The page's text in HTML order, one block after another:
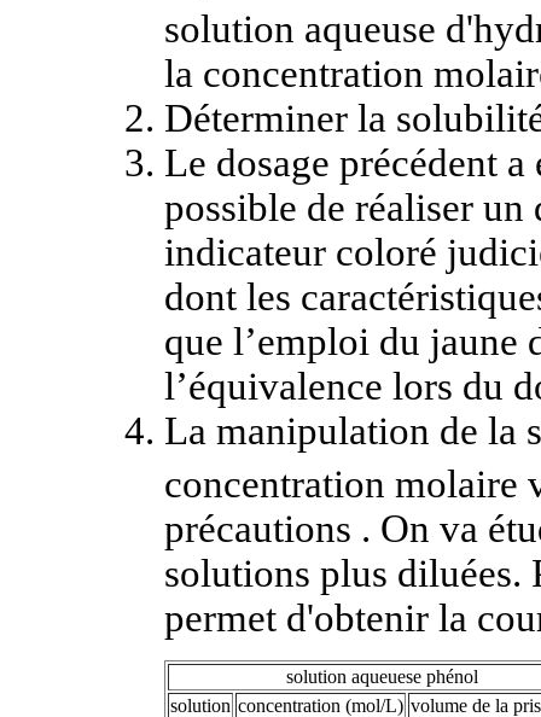
solution aqueuse
la concentration
Déterminer la
Le dosage précédent
possible de réaliser un
indicateur coloré
dont les
que l’emploi du jaune
l’équivalence lors du
La manipulation de la
concentration
précautions . On va
solutions plus diluées.
permet d'obtenir la
solution aqueuese phénol
solution concentration (mol/L) volume de la